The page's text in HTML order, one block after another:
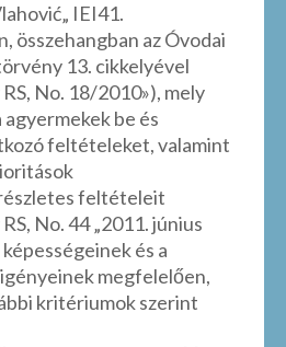
IEI41.
összehangban az Óvodai
13. cikkelyével
No. 18/2010»), mely
be és
feltételeket, valamint
feltételeit
No. 44 „2011. június
és a
megfelelően,
kritériumok szerint